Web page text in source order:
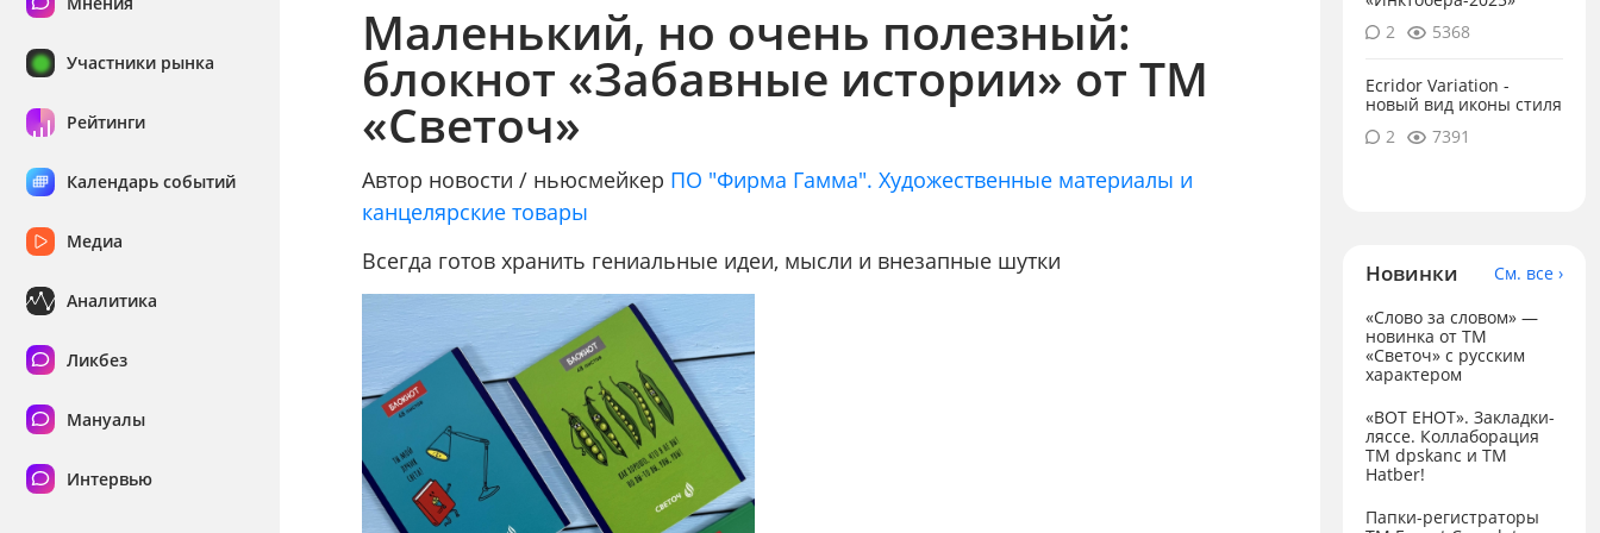
Участники рынка
Рейтинги
Календарь событий
Медиа
Аналитика
Ликбез
Мануалы
Интервью
Маленький, но очень полезный:
блокнот «Забавные истории» от ТМ
«Светоч»
Автор новости / ньюсмейкер ПО "Фирма Гамма". Художественные материалы и
канцелярские товары
Всегда готов хранить гениальные идеи, мысли и внезапные шутки
2
5368
Ecridor Variation -
новый вид иконы стиля
2
7391
Новинки
См. все ›
«Слово за словом» —
новинка от ТМ
«Светоч» с русским
характером
«ВОТ ЕНОТ». Закладки-
ляссе. Коллаборация
TM dpskanc и ТМ
Hatber!
Папки-регистраторы